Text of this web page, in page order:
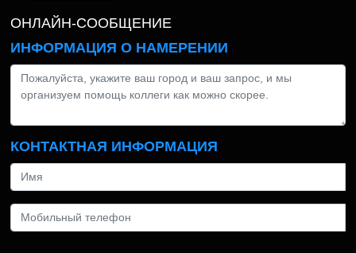
ОНЛАЙН-СООБЩЕНИЕ
ИНФОРМАЦИЯ О НАМЕРЕНИИ
КОНТАКТНАЯ ИНФОРМАЦИЯ